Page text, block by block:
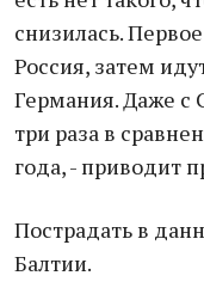
снизилась.
Россия, затем
Германия. Даже с
три раза в
года, - приводит
Пострадать в
Балтии.